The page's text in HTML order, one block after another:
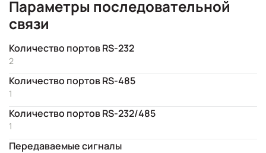
Параметры последовательной
связи
Количество портов RS-232
2
Количество портов RS-485
1
Количество портов RS-232/485
1
Передаваемые сигналы